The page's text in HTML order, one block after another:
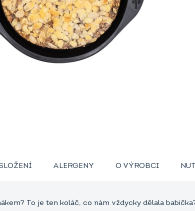
ALERGENY O VÝROBCI
To je ten koláč, co nám vždycky dělala